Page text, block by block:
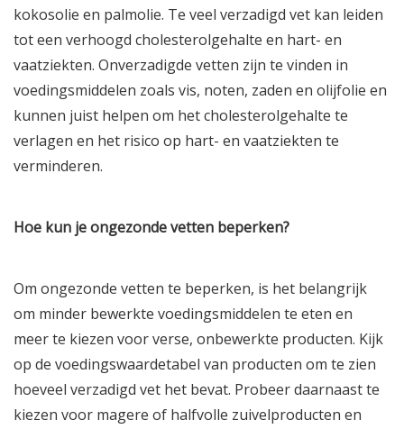
kokosolie en palmolie. Te veel verzadigd vet kan leiden
tot een verhoogd cholesterolgehalte en hart- en
vaatziekten. Onverzadigde vetten zijn te vinden in
voedingsmiddelen zoals vis, noten, zaden en olijfolie en
kunnen juist helpen om het cholesterolgehalte te
verlagen en het risico op hart- en vaatziekten te
verminderen.
Hoe kun je ongezonde vetten beperken?
Om ongezonde vetten te beperken, is het belangrijk
om minder bewerkte voedingsmiddelen te eten en
meer te kiezen voor verse, onbewerkte producten. Kijk
op de voedingswaardetabel van producten om te zien
hoeveel verzadigd vet het bevat. Probeer daarnaast te
kiezen voor magere of halfvolle zuivelproducten en